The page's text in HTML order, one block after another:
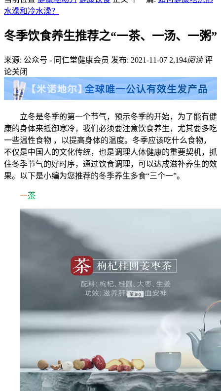
水澡和冷水澡？
冬季饮食养生推荐之“一茶、一汤、一粥”
来源: 公众号 - 同仁堂健康会员 发布: 2021-11-07 2,194阅读 评
论关闭
立冬是冬季的第一个节气，预示冬季的开始，为了能有健
康的身体来抵御寒冷，我们必须要注意饮食养生，尤其要多吃
一些温性食物 ，以提高身体的温度。冬季应该吃什么食物，
不仅是中国人的文化传统，也是调理人体健康的重要契机，抓
住冬季节气的好时序，通过饮食调理，可以达成滋补养生的效
果。以下是小编为您推荐的冬季养生多食“三个一”。
一茶